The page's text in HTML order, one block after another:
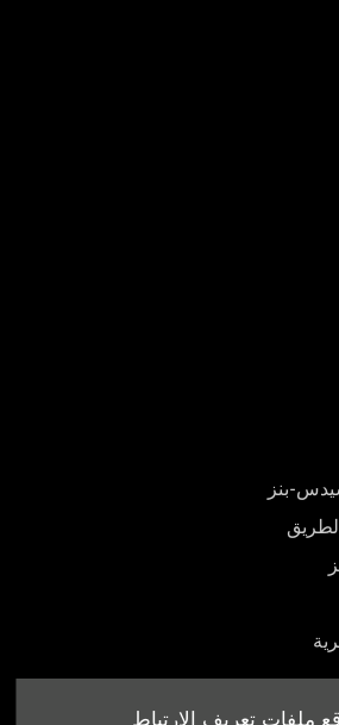
ملفات تعريف الارتباط
بنز